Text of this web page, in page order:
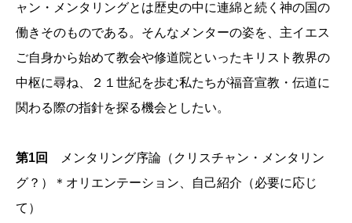
ャン・メンタリングとは歴史の中に連綿と続く神の国の
働きそのものである。そんなメンターの姿を、主イエス
ご自身から始めて教会や修道院といったキリスト教界の
中枢に尋ね、２１世紀を歩む私たちが福音宣教・伝道に
関わる際の指針を探る機会としたい。
第1回
メンタリング序論（クリスチャン・メンタリン
グ？）＊オリエンテーション、自己紹介（必要に応じ
て）